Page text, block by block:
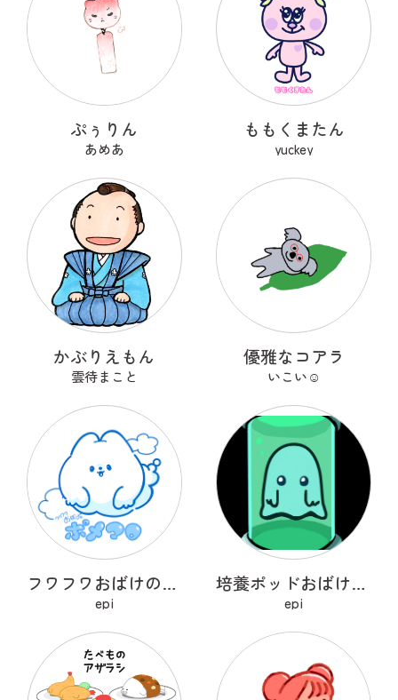
ぷぅりん
あめあ
ももくまたん
yuckey
かぶりえもん
雲待まこと
優雅なコアラ
いこい☺︎
フワフワおばけのポメマロ
epi
培養ポッドおばけ フライトン
epi